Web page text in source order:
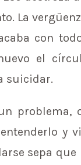
La
con
el
suicidar.
y
sepa